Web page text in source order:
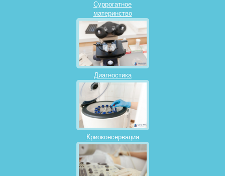
Суррогатное
материнство
Диагностика
Криоконсервация